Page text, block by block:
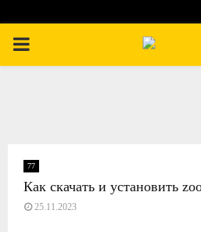
П
В
И
77
Как скачать и установить
25.11.2023